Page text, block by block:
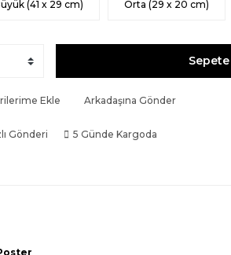
(41 x 29 cm) Orta (29 x 20 cm)
Ekle Arkadaşına Gönder
Gönderi 5 Günde Kargoda